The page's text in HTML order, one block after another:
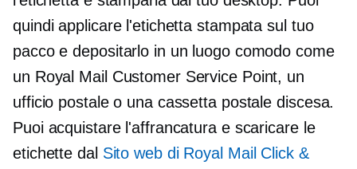
quindi applicare l'etichetta stampata sul tuo
pacco e depositarlo in un luogo comodo come
un Royal Mail Customer Service Point, un
ufficio postale o una cassetta postalediscesa.
Puoi acquistare l'affrancatura e scaricare le
etichette dal Sito web di Royal Mail Click &